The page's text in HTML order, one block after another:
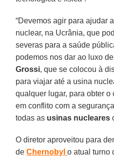
“Devemos agir para ajudar
nuclear, na Ucrânia, que
severas para a saúde
podemos nos dar ao luxo
Grossi, que se colocou à
para viajar até a usina
qualquer lugar, para obter
em conflito com a
todas as usinas nucleares
O diretor aproveitou para
deChernobyl o atual turno